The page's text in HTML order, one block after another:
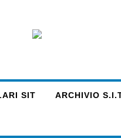
SIT ARCHIVIO